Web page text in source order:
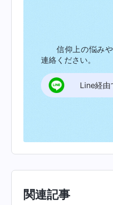
堪えられない。けれ
を完全に拭い去るた
を清めてもらうこと
を読んで、神の御声
福音の短い寸劇
んだ。貧しい者には
の新しい働きに対し
が彼らのように神に
聖書に詳しく敬虔に
で、謙虚な心で求め
神の懲罰を受けた……
信仰上の悩み
連絡ください。
Line経由
関連記事